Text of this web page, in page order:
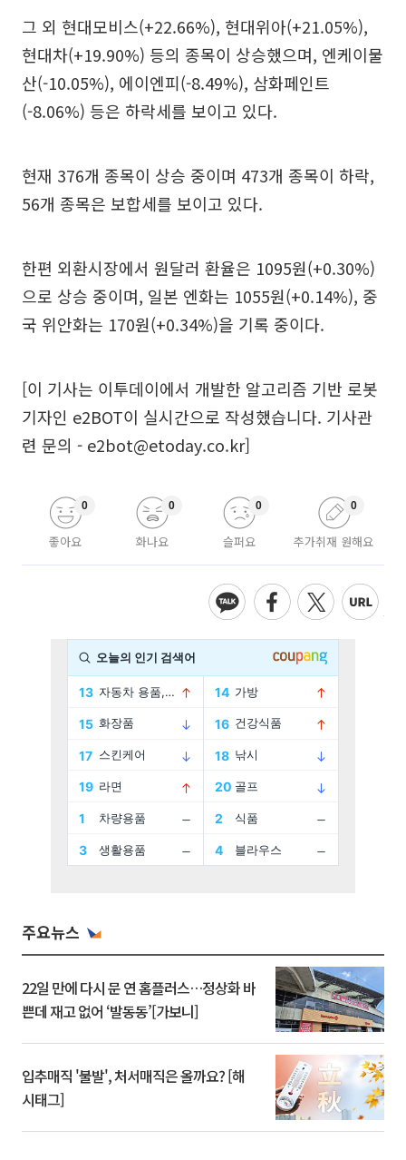
그 외 현대모비스(+22.66%), 현대위아(+21.05%),
현대차(+19.90%) 등의 종목이 상승했으며, 엔케이물
산(-10.05%), 에이엔피(-8.49%), 삼화페인트
(-8.06%) 등은 하락세를 보이고 있다.
현재 376개 종목이 상승 중이며 473개 종목이 하락,
56개 종목은 보합세를 보이고 있다.
한편 외환시장에서 원달러 환율은 1095원(+0.30%)
으로 상승 중이며, 일본 엔화는 1055원(+0.14%), 중
국 위안화는 170원(+0.34%)을 기록 중이다.
[이 기사는 이투데이에서 개발한 알고리즘 기반 로봇
기자인 e2BOT이 실시간으로 작성했습니다. 기사관
련 문의 - e2bot@etoday.co.kr]
좋아요
0
화나요
0
슬퍼요
0
추가취재 원해요
0
주요뉴스
22일 만에 다시 문 연 홈플러스…정상화 바
쁜데 재고 없어 ‘발동동’[가보니]
입추매직 '불발', 처서매직은 올까요? [해
시태그]